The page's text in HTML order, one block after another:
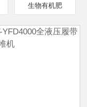
生物有机肥